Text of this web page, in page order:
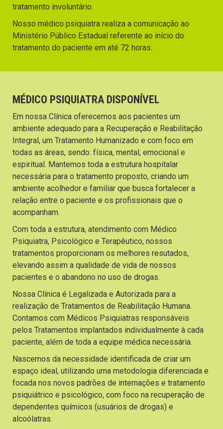
tratamento involuntário.
Nosso médico psiquiatra realiza a comunicação ao
Ministério Público Estadual referente ao início do
tratamento do paciente em até 72 horas.
MÉDICO PSIQUIATRA DISPONÍVEL
Em nossa Clínica oferecemos aos pacientes um
ambiente adequado para a Recuperação e Reabilitação
Integral, um Tratamento Humanizado e com foco em
todas as áreas, sendo: física, mental, emocional e
espiritual. Mantemos toda a estrutura hospitalar
necessária para o tratamento proposto, criando um
ambiente acolhedor e familiar que busca fortalecer a
relação entre o paciente e os profissionais que o
acompanham.
Com toda a estrutura, atendimento com Médico
Psiquiatra, Psicológico e Terapêutico, nossos
tratamentos proporcionam os melhores resutados,
elevando assim a qualidade de vida de nossos
pacientes e o abandono no uso de drogas.
Nossa Clínica é Legalizada e Autorizada para a
realização de Tratamentos de Reabilitação Humana.
Contamos com Médicos Psiquiatras responsáveis
pelos Tratamentos implantados individualmente à cada
paciente, além de toda a equipe médica necessária.
Nascemos da necessidade identificada de criar um
espaço ideal, utilizando uma metodologia diferenciada e
focada nos novos padrões de internações e tratamento
psiquiátrico e psicológico, com foco na recuperação de
dependentes químicos (usuários de drogas) e
alcoólatras.